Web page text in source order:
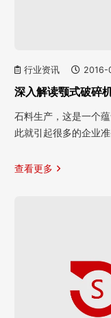
行业资讯 2016-
深入解读颚式破碎
石料生产，这是一个
此就引起很多的企业
查看更多